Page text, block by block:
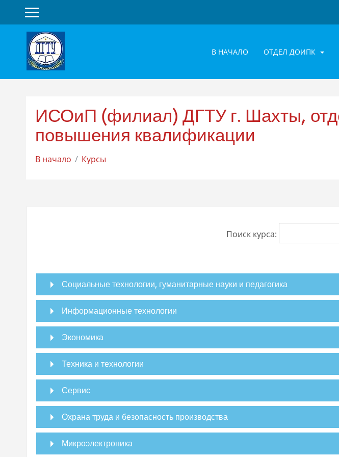
Перейти
основному
содержанию
В НАЧАЛО ОТДЕЛ ДОИПК
ИСОиП (филиал) ДГТУ г. Шахты,
повышения квалификации
В начало Курсы
Поиск курса:
Социальные технологии, гуманитарные науки и педагогика
Информационные технологии
Экономика
Техника и технологии
Сервис
Охрана труда и безопасность производства
Микроэлектроника